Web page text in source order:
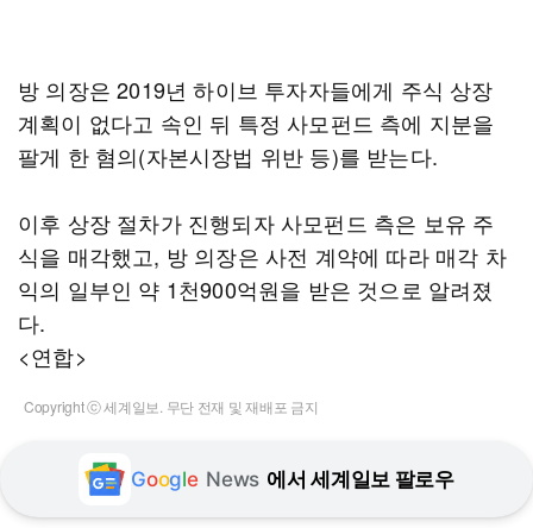
방 의장은 2019년 하이브 투자자들에게 주식 상장
계획이 없다고 속인 뒤 특정 사모펀드 측에 지분을
팔게 한 혐의(자본시장법 위반 등)를 받는다.
이후 상장 절차가 진행되자 사모펀드 측은 보유 주
식을 매각했고, 방 의장은 사전 계약에 따라 매각 차
익의 일부인 약 1천900억원을 받은 것으로 알려졌
다.
<연합>
Copyright ⓒ 세계일보. 무단 전재 및 재배포 금지
Google News 에서 세계일보 팔로우